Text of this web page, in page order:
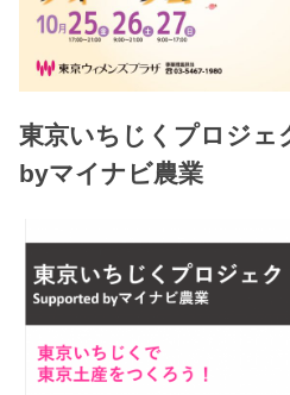
東京いちじくプロジ
byマイナビ農業